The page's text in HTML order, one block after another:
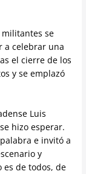
militantes se
a celebrar una
el cierre de los
y se emplazó
Luis
hizo esperar.
e invitó a
y
es de todos, de